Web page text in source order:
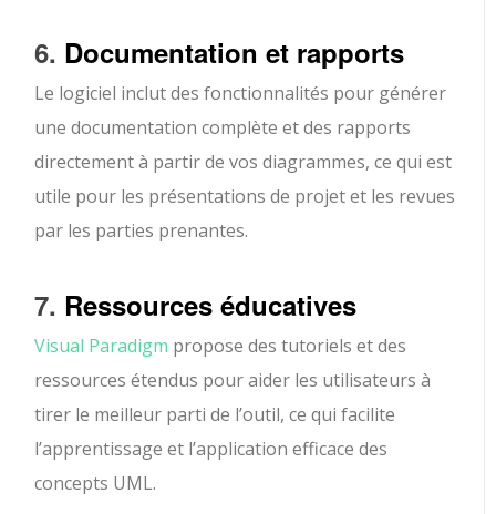
6. Documentation et rapports
Le logiciel inclut des fonctionnalités pour générer
une documentation complète et des rapports
directement à partir de vos diagrammes, ce qui est
utile pour les présentations de projet et les revues
par les parties prenantes.
7. Ressources éducatives
Visual Paradigm propose des tutoriels et des
ressources étendus pour aider les utilisateurs à
tirer le meilleur parti de l’outil, ce qui facilite
l’apprentissage et l’application efficace des
concepts UML.